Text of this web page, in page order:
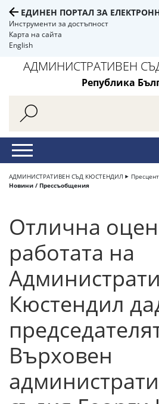
ЕДИНЕН ПОРТАЛ ЗА
Инструменти за достъпност
Карта на сайта
English
АДМИНИСТРАТИВЕН
Република
АДМИНИСТРАТИВЕН СЪД КЮСТЕНДИЛ
Новини / Прессъобщения
Отлична
работата на
Кюстендил
Върховен